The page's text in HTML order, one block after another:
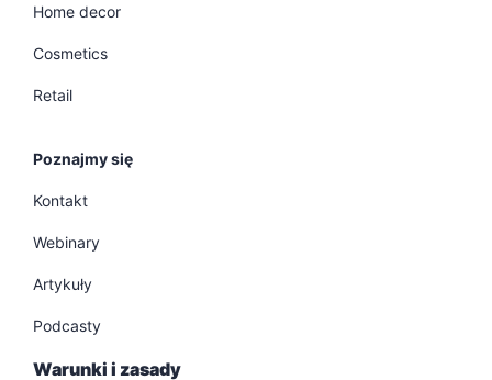
Home decor
Cosmetics
Retail
Poznajmy się
Kontakt
Webinary
Artykuły
Podcasty
Warunki i zasady